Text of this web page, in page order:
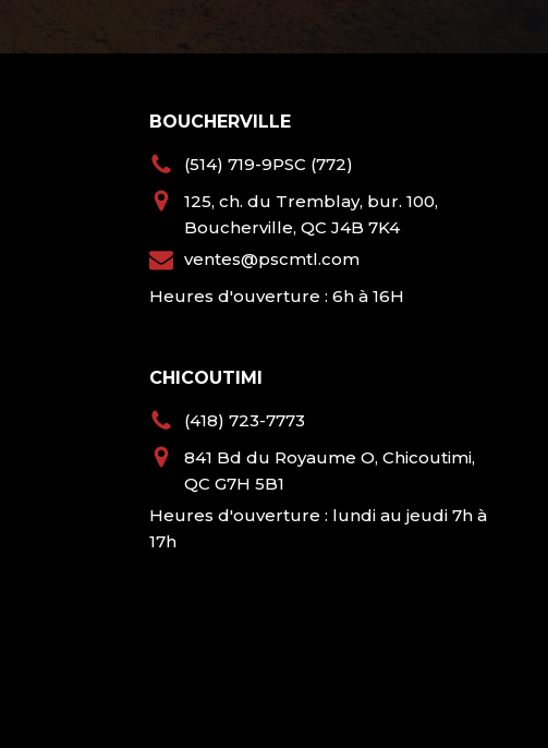
BOUCHERVILLE
(514) 719-9PSC (772)
125, ch. du Tremblay, bur. 100,
Boucherville, QC J4B 7K4
ventes@pscmtl.com
Heures d'ouverture : 6h à 16H
CHICOUTIMI
(418) 723-7773
841 Bd du Royaume O, Chicoutimi,
QC G7H 5B1
Heures d'ouverture : lundi au jeudi 7h à
17h